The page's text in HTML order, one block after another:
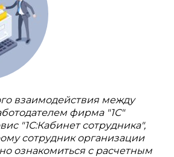
взаимодействия между
фирма "1С"
"1С:Кабинет сотрудника",
сотрудник организации
ознакомиться с расчетным